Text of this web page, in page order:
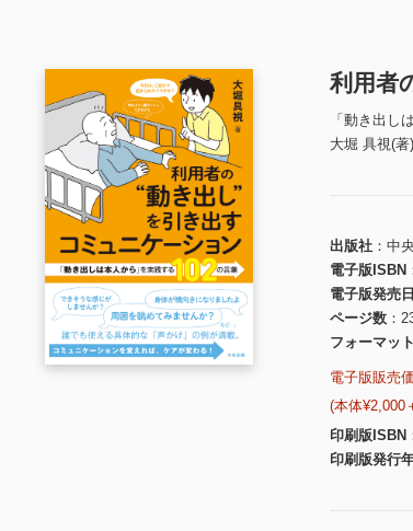
利用者
「動き出し
大堀 具視(著)
出版社
中
電子版ISBN
電子版発売日
ページ数
フォーマット
電子版販売
(本体¥2,000
印刷版ISBN
印刷版発行